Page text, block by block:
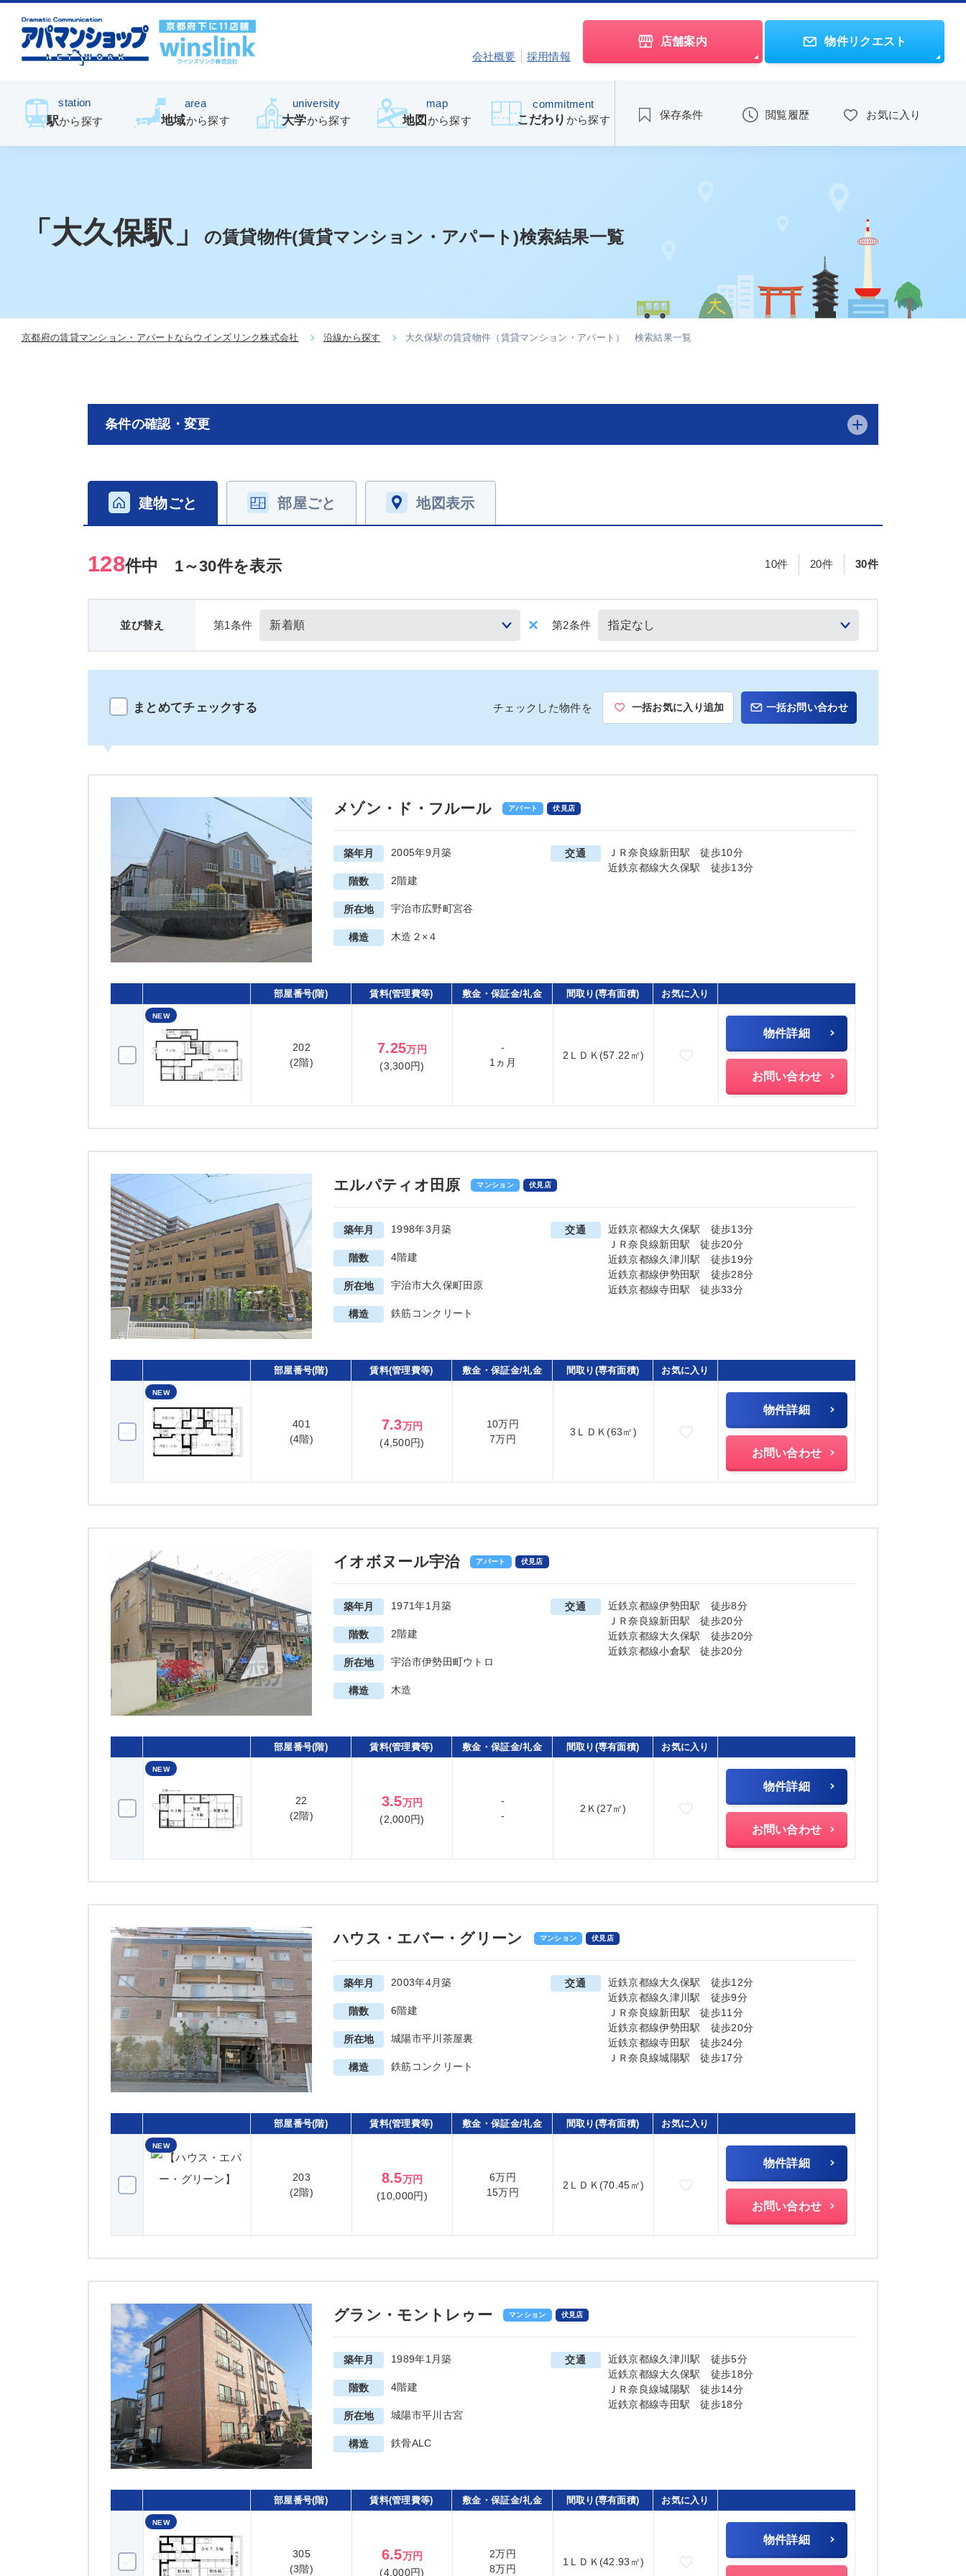
会社概要 採用情報
店舗案内 物件リクエスト
station
駅から探す
area
地域から探す
university
大学から探す
map
地図 から探す
commitment
こだわり から探す 保存条件 閲覧履歴 お気に入り
「大久保駅」 の賃貸物件(賃貸マンション・アパート)検索結果一覧
京都府の賃貸マンション・アパートならウインズリンク株式会社 沿線から探す 大久保駅の賃貸物件（賃貸マンション・アパート） 検索結果一覧
条件の確認・変更
建物ごと 部屋ごと 地図表示
並び替え 第1条件 第2条件
128件中 1～30件を表示 10件 20件 30件
まとめてチェックする チェックした物件を 一括お気に入り追加 一括お問い合わせ
アパート 伏見店
メゾン・ド・フルール
築年月 2005年9月築
階数 2階建
所在地 宇治市広野町宮谷
構造 木造２×４
交通
ＪＲ奈良線新田駅 徒歩10分
近鉄京都線大久保駅 徒歩13分
部屋番号(階) 賃料(管理費等) 敷金・保証金/礼金 間取り(専有面積) お気に入り
202(2階)
NEW
202
(2階)
7.25万円
(3,300円)
-
1ヵ月
2ＬＤＫ(57.22㎡) お気に入りに追加
物件詳細
お問い合わせ
マンション 伏見店
エルパティオ田原
築年月 1998年3月築
階数 4階建
所在地 宇治市大久保町田原
構造 鉄筋コンクリート
交通
近鉄京都線大久保駅 徒歩13分
ＪＲ奈良線新田駅 徒歩20分
近鉄京都線久津川駅 徒歩19分
近鉄京都線伊勢田駅 徒歩28分
近鉄京都線寺田駅 徒歩33分
部屋番号(階) 賃料(管理費等) 敷金・保証金/礼金 間取り(専有面積) お気に入り
401(4階)
NEW
401
(4階)
7.3万円
(4,500円)
10万円
7万円
3ＬＤＫ(63㎡) お気に入りに追加
物件詳細
お問い合わせ
アパート 伏見店
イオボヌール宇治
築年月 1971年1月築
階数 2階建
所在地 宇治市伊勢田町ウトロ
構造 木造
交通
近鉄京都線伊勢田駅 徒歩8分
ＪＲ奈良線新田駅 徒歩20分
近鉄京都線大久保駅 徒歩20分
近鉄京都線小倉駅 徒歩20分
部屋番号(階) 賃料(管理費等) 敷金・保証金/礼金 間取り(専有面積) お気に入り
22(2階)
NEW
22
(2階)
3.5万円
(2,000円)
-
-
2Ｋ(27㎡) お気に入りに追加
物件詳細
お問い合わせ
マンション 伏見店
ハウス・エバー・グリーン
築年月 2003年4月築
階数 6階建
所在地 城陽市平川茶屋裏
構造 鉄筋コンクリート
交通
近鉄京都線大久保駅 徒歩12分
近鉄京都線久津川駅 徒歩9分
ＪＲ奈良線新田駅 徒歩11分
近鉄京都線伊勢田駅 徒歩20分
近鉄京都線寺田駅 徒歩24分
ＪＲ奈良線城陽駅 徒歩17分
部屋番号(階) 賃料(管理費等) 敷金・保証金/礼金 間取り(専有面積) お気に入り
203(2階)
NEW
203
(2階)
8.5万円
(10,000円)
6万円
15万円
2ＬＤＫ(70.45㎡) お気に入りに追加
物件詳細
お問い合わせ
マンション 伏見店
グラン・モントレゥー
築年月 1989年1月築
階数 4階建
所在地 城陽市平川古宮
構造 鉄骨ALC
交通
近鉄京都線久津川駅 徒歩5分
近鉄京都線大久保駅 徒歩18分
ＪＲ奈良線城陽駅 徒歩14分
近鉄京都線寺田駅 徒歩18分
部屋番号(階) 賃料(管理費等) 敷金・保証金/礼金 間取り(専有面積) お気に入り
305(3階)
NEW
305
(3階)
6.5万円
(4,000円)
2万円
8万円
1ＬＤＫ(42.93㎡) お気に入りに追加
物件詳細